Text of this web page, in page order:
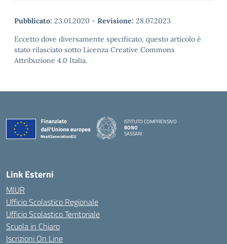
Pubblicato: 23.01.2020 - Revisione: 28.07.2023
Eccetto dove diversamente specificato, questo articolo è
stato rilasciato sotto Licenza Creative Commons
Attribuzione 4.0 Italia.
ISTITUTO COMPRENSIVO
BONO
SASSARI
Link Esterni
MIUR
Ufficio Scolastico Regionale
Ufficio Scolastico Territoriale
Scuola in Chiaro
Iscrizioni On Line